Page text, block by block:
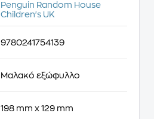
Penguin Random House
Children's UK
9780241754139
Μαλακό εξώφυλλο
198 mm x 129 mm